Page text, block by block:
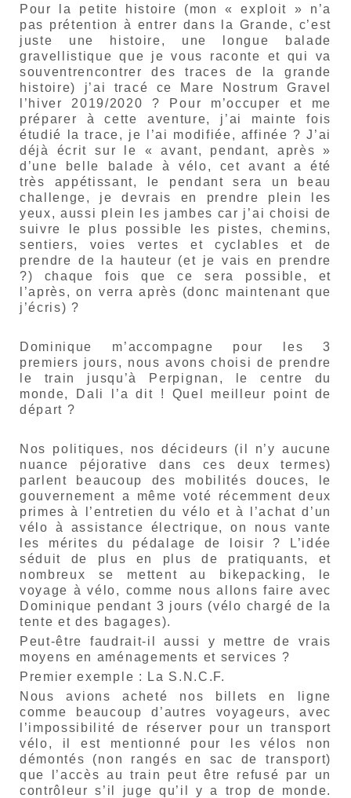
Pour la petite histoire (mon « exploit » n’a
pas prétention à entrer dans la Grande, c’est
juste une histoire, une longue balade
gravellistique que je vous raconte et qui va
souventrencontrer des traces de la grande
histoire) j’ai tracé ce Mare Nostrum Gravel
l’hiver 2019/2020 ? Pour m’occuper et me
préparer à cette aventure, j’ai mainte fois
étudié la trace, je l’ai modifiée, affinée ? J’ai
déjà écrit sur le « avant, pendant, après »
d’une belle balade à vélo, cet avant a été
très appétissant, le pendant sera un beau
challenge, je devrais en prendre plein les
yeux, aussi plein les jambes car j’ai choisi de
suivre le plus possible les pistes, chemins,
sentiers, voies vertes et cyclables et de
prendre de la hauteur (et je vais en prendre
?) chaque fois que ce sera possible, et
l’après, on verra après (donc maintenant que
j’écris) ?
Dominique m’accompagne pour les 3
premiers jours, nous avons choisi de prendre
le train jusqu’à Perpignan, le centre du
monde, Dali l’a dit ! Quel meilleur point de
départ ?
Nos politiques, nos décideurs (il n’y aucune
nuance péjorative dans ces deux termes)
parlent beaucoup des mobilités douces, le
gouvernement a même voté récemment deux
primes à l’entretien du vélo et à l’achat d’un
vélo à assistance électrique, on nous vante
les mérites du pédalage de loisir ? L’idée
séduit de plus en plus de pratiquants, et
nombreux se mettent au bikepacking, le
voyage à vélo, comme nous allons faire avec
Dominique pendant 3 jours (vélo chargé de la
tente et des bagages).
Peut-être faudrait-il aussi y mettre de vrais
moyens en aménagements et services ?
Premier exemple : La S.N.C.F.
Nous avions acheté nos billets en ligne
comme beaucoup d’autres voyageurs, avec
l’impossibilité de réserver pour un transport
vélo, il est mentionné pour les vélos non
démontés (non rangés en sac de transport)
que l’accès au train peut être refusé par un
contrôleur s’il juge qu’il y a trop de monde.